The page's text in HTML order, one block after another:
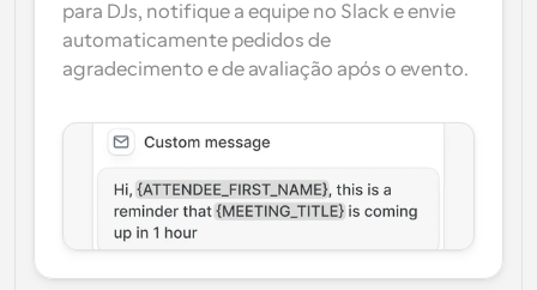
para DJs, notifique a equipe no Slack e envie
automaticamente pedidos de
agradecimento e de avaliação após o evento.